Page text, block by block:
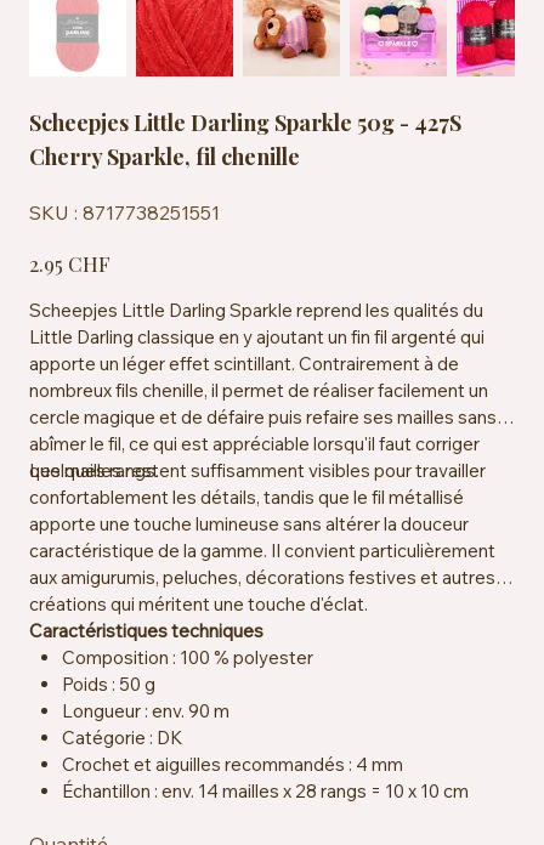
Scheepjes Little Darling Sparkle 50g - 427S
Cherry Sparkle, fil chenille
SKU : 8717738251551
8717738251551
2.95 CHF
Scheepjes Little Darling Sparkle reprend les qualités du
Little Darling classique en y ajoutant un fin fil argenté qui
apporte un léger effet scintillant. Contrairement à de
nombreux fils chenille, il permet de réaliser facilement un
cercle magique et de défaire puis refaire ses mailles sans
abîmer le fil, ce qui est appréciable lorsqu'il faut corriger
quelques rangs.
Les mailles restent suffisamment visibles pour travailler
confortablement les détails, tandis que le fil métallisé
apporte une touche lumineuse sans altérer la douceur
caractéristique de la gamme. Il convient particulièrement
aux amigurumis, peluches, décorations festives et autres
créations qui méritent une touche d'éclat.
Caractéristiques techniques
Composition : 100 % polyester
Poids : 50 g
Longueur : env. 90 m
Catégorie : DK
Crochet et aiguilles recommandés : 4 mm
Échantillon : env. 14 mailles x 28 rangs = 10 x 10 cm